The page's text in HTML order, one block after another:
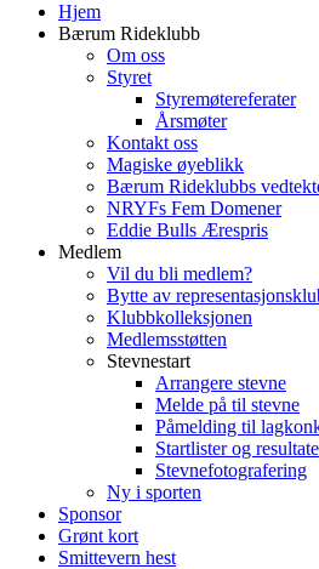
Hjem
Bærum Rideklubb
Om oss
Styret
Styremøtereferater
Årsmøter
Kontakt oss
Magiske øyeblikk
Bærum Rideklubbs
NRYFs Fem Domener
Eddie Bulls Ærespris
Medlem
Vil du bli medlem?
Bytte av
Klubbkolleksjonen
Medlemsstøtten
Stevnestart
Arrangere stevne
Melde på til stevne
Påmelding til
Startlister og
Stevnefotografering
Ny i sporten
Sponsor
Grønt kort
Smittevern hest